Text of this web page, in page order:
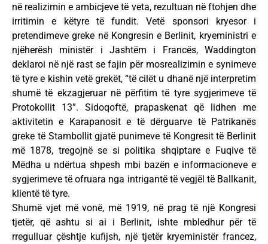
në realizimin e ambicjeve të veta, rezultuan në ftohjen dhe
irritimin e këtyre të fundit. Vetë sponsori kryesor i
pretendimeve greke në Kongresin e Berlinit, kryeministri e
njëherësh ministër i Jashtëm i Francës, Waddington
deklaroi në një rast se fajin për mosrealizimin e synimeve
të tyre e kishin vetë grekët, “të cilët u dhanë një interpretim
shumë të ekzagjeruar në përfitim të tyre sygjerimeve të
Protokollit 13”. Sidoqoftë, prapaskenat që lidhen me
aktivitetin e Karapanosit e të dërguarve të Patrikanës
greke të Stambollit gjatë punimeve të Kongresit të Berlinit
më 1878, tregojnë se si politika shqiptare e Fuqive të
Mëdha u ndërtua shpesh mbi bazën e informacioneve e
sygjerimeve të ofruara nga intrigantë të vegjël të Ballkanit,
klientë të tyre.
Shumë vjet më vonë, më 1919, në prag të një Kongresi
tjetër, që ashtu si ai i Berlinit, ishte mbledhur për të
rregulluar çështje kufijsh, një tjetër kryeministër francez,